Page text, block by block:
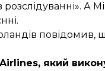
А
повідомив,
Airlines, який